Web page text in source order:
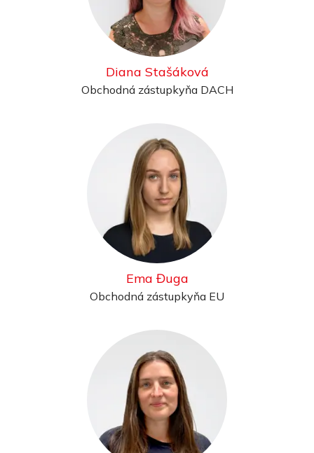
Diana Stašáková
Obchodná zástupkyňa DACH
Ema Đuga
Obchodná zástupkyňa EU